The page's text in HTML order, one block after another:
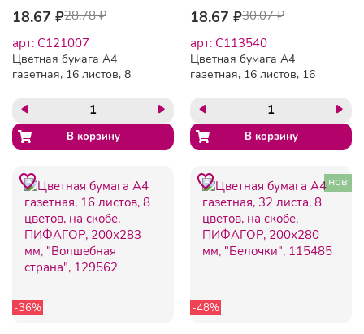
18.67 ₽28.78 ₽
арт: C121007
Цветная бумага А4
газетная, 16 листов, 8
ПИФАГОР, 200х283 мм,
"Гномик на море", 121007
18.67 ₽30.07 ₽
арт: C113540
Цветная бумага А4
газетная, 16 листов, 16
ПИФАГОР, 200х280 мм,
"Кот-мушкетер", 113540
-36% -48%
нов